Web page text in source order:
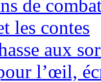
de
les contes
aux
l’œil,